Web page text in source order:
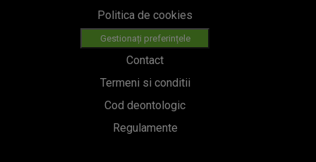
Politica de cookies
Gestionați preferințele
Contact
Termeni si conditii
Cod deontologic
Regulamente